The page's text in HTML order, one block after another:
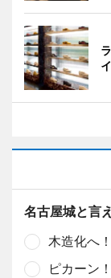
名古屋城と言
木造化へ
ピカーン